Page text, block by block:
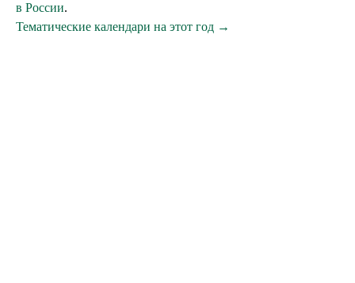
в России.
Тематические календари на этот год →